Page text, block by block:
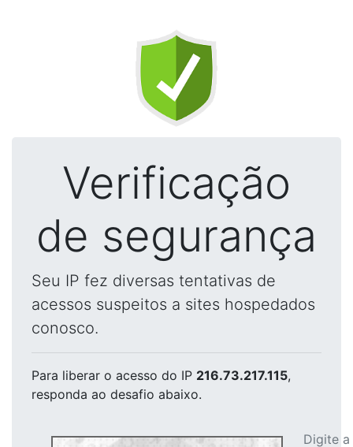
Verificação
de segurança
Seu IP fez diversas tentativas de
acessos suspeitos a sites hospedados
conosco.
Para liberar o acesso do IP 216.73.217.115,
responda ao desafio abaixo.
Digite